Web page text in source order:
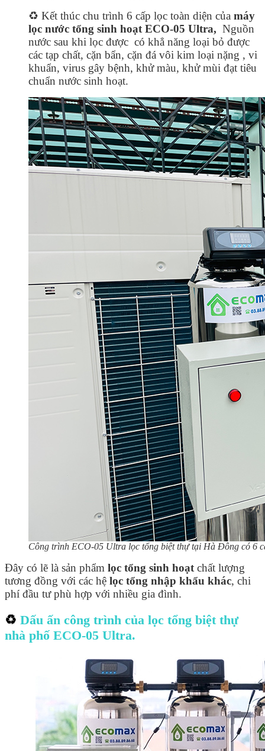
♻️ Kết thúc chu trình 6 cấp lọc toàn diện của máy
lọc nước tổng sinh hoạt ECO-05 Ultra, Nguồn
nước sau khi lọc được có khẳ năng loại bỏ được
các tạp chất, cặn bẩn, cặn đá vôi kim loại nặng , vi
khuẩn, virus gây bệnh, khử màu, khử mùi đạt tiêu
chuẩn nước sinh hoạt.
Công trình ECO-05 Ultra lọc tổng biệt thự tại Hà Đông có 6
Đây có lẽ là sản phẩm lọc tổng sinh hoạtchất lượng
tương đồng với các hệ lọc tổng nhập khẩu khác, chi
phí đầu tư phù hợp với nhiều gia đình.
♻️ Dấu ấn công trình của lọc tổng biệt thự
nhà phố ECO-05 Ultra.